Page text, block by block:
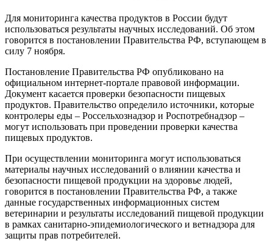
Для мониторинга качества продуктов в России будут
использоваться результаты научных исследований. Об этом
говорится в постановлении Правительства РФ, вступающем в
силу 7 ноября.
Постановление Правительства РФ опубликовано на
официальном интернет-портале правовой информации.
Документ касается проверки безопасности пищевых
продуктов. Правительство определило источники, которые
контролеры еды – Россельхознадзор и Роспотребнадзор –
могут использовать при проведении проверки качества
пищевых продуктов.
При осуществлении мониторинга могут использоваться
материалы научных исследований о влиянии качества и
безопасности пищевой продукции на здоровье людей,
говорится в постановлении Правительства РФ, а также
данные государственных информационных систем
ветеринарии и результаты исследований пищевой продукции
в рамках санитарно-эпидемиологического и ветнадзора для
защиты прав потребителей.